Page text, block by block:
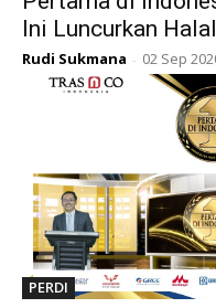
Ini Luncurkan
Rudi Sukmana - 02 Sep
PERDI